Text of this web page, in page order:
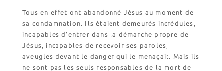
Tous en effet ont abandonné Jésus au moment de
sa condamnation. Ils étaient demeurés incrédules,
incapables d’entrer dans la démarche propre de
Jésus, incapables de recevoir ses paroles,
aveugles devant le danger qui le menaçait. Mais ils
ne sont pas les seuls responsables de la mort de